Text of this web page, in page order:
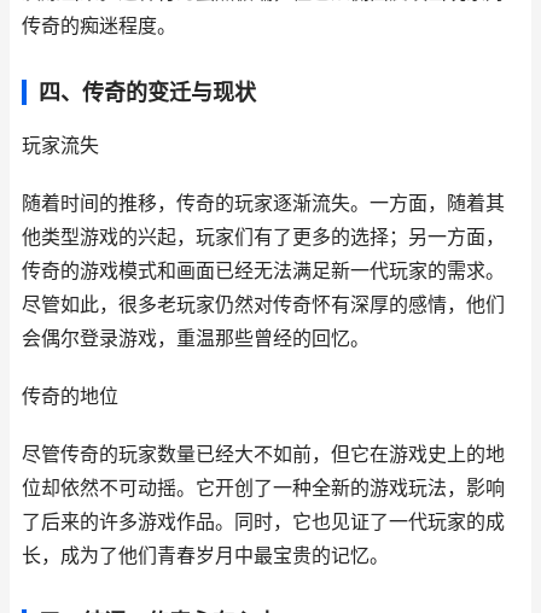
传奇的痴迷程度。
四、传奇的变迁与现状
玩家流失
随着时间的推移，传奇的玩家逐渐流失。一方面，随着其
他类型游戏的兴起，玩家们有了更多的选择；另一方面，
传奇的游戏模式和画面已经无法满足新一代玩家的需求。
尽管如此，很多老玩家仍然对传奇怀有深厚的感情，他们
会偶尔登录游戏，重温那些曾经的回忆。
传奇的地位
尽管传奇的玩家数量已经大不如前，但它在游戏史上的地
位却依然不可动摇。它开创了一种全新的游戏玩法，影响
了后来的许多游戏作品。同时，它也见证了一代玩家的成
长，成为了他们青春岁月中最宝贵的记忆。